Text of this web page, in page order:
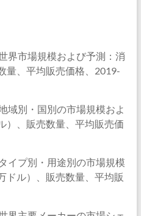
界市場規模および予測：消
量、平均販売価格、2019-
域別・国別の市場規模およ
）、販売数量、平均販売価
イプ別・用途別の市場規模
ドル）、販売数量、平均販